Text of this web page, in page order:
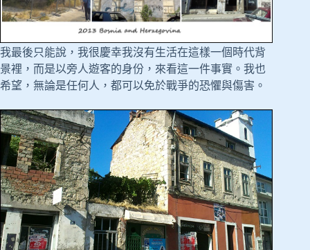
我最後只能說，我很慶幸我沒有生活在這樣一個時代背
景裡，而是以旁人遊客的身份，來看這一件事實。我也
希望，無論是任何人，都可以免於戰爭的恐懼與傷害。